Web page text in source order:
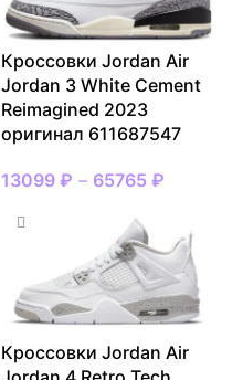
Кроссовки Jordan Air
Jordan 3 White Cement
Reimagined 2023
оригинал 611687547
13099 ₽ – 65765 ₽
Кроссовки Jordan Air